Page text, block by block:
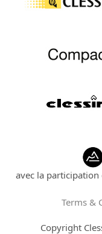
avec la participation
Terms &
Copyright